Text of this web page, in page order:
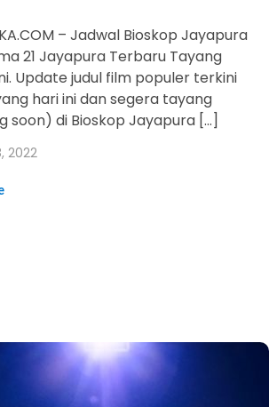
– Jadwal Bioskop Jayapura
21 Jayapura Terbaru Tayang
Update judul film populer terkini
hari ini dan segera tayang
soon) di Bioskop Jayapura […]
2022